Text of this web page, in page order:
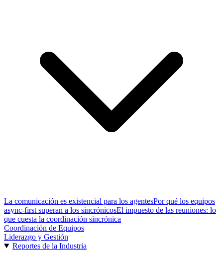
La comunicación es existencial para los agentesPor qué los equipos
async-first superan a los sincrónicosEl impuesto de las reuniones: lo
que cuesta la coordinación sincrónica
Coordinación de Equipos
Liderazgo y Gestión
Reportes de la Industria